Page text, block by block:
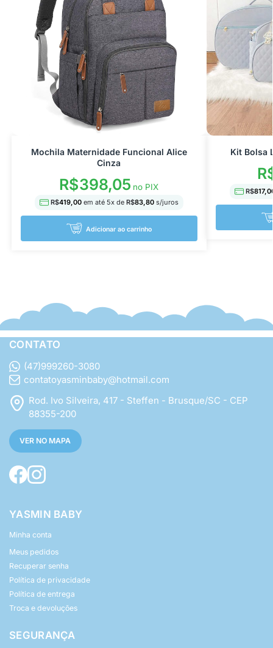
Mochila Maternidade Funcional Alice
Cinza
R$398,05 no PIX
R$419,00 em até 5x de R$83,80s/juros
Adicionar ao carrinho
Kit Bolsa
R$
CONTATO
(47)999260-3080
contatoyasminbaby@hotmail.com
Rod. Ivo Silveira, 417 - Steffen - Brusque/SC - CEP
88355-200
VER NO MAPA
YASMIN BABY
Minha conta
Meus pedidos
Recuperar senha
Política de privacidade
Política de entrega
Troca e devoluções
SEGURANÇA